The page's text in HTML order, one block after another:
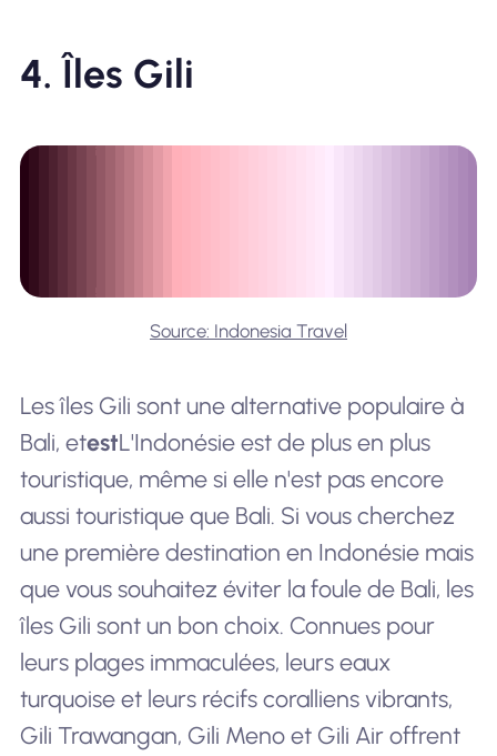
4. Îles Gili
Source: Indonesia Travel
Les îles Gili sont une alternative populaire à
Bali, etestL'Indonésie est de plus en plus
touristique, même si elle n'est pas encore
aussi touristique que Bali. Si vous cherchez
une première destination en Indonésie mais
que vous souhaitez éviter la foule de Bali, les
îles Gili sont un bon choix. Connues pour
leurs plages immaculées, leurs eaux
turquoise et leurs récifs coralliens vibrants,
Gili Trawangan, Gili Meno et Gili Air offrent